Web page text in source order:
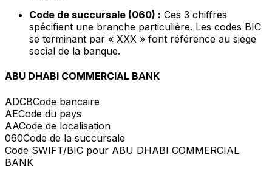
Code de succursale (060) : Ces 3 chiffres
spécifient une branche particulière. Les codes BIC
se terminant par « XXX » font référence au siège
social de la banque.
ABU DHABI COMMERCIAL BANK
ADCBCode bancaire
AECode du pays
AACode de localisation
060Code de la succursale
Code SWIFT/BIC pour ABU DHABI COMMERCIAL
BANK